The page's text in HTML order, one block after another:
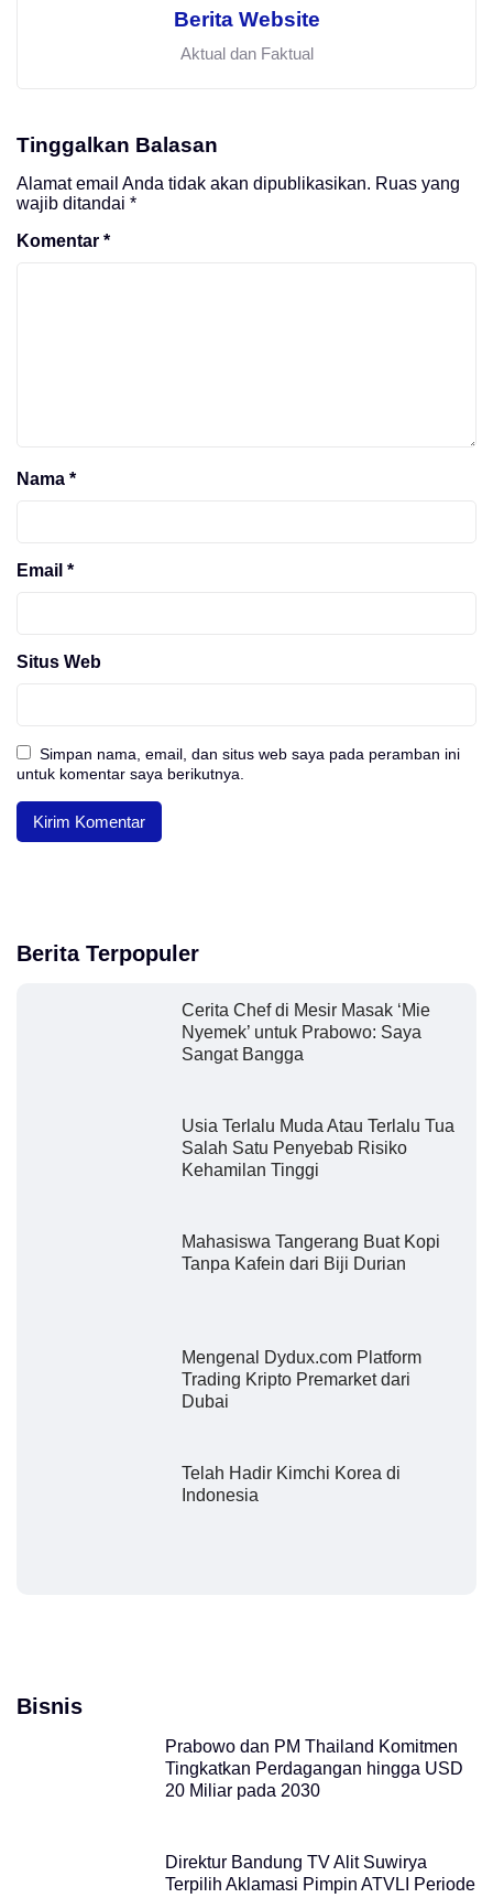
Berita Website
Aktual dan Faktual
Tinggalkan Balasan
Alamat email Anda tidak akan dipublikasikan. Ruas yang
wajib ditandai *
Komentar *
Nama *
Email *
Situs Web
Simpan nama, email, dan situs web saya pada peramban ini
untuk komentar saya berikutnya.
Berita Terpopuler
Cerita Chef di Mesir Masak ‘Mie
Nyemek’ untuk Prabowo: Saya
Sangat Bangga
Usia Terlalu Muda Atau Terlalu Tua
Salah Satu Penyebab Risiko
Kehamilan Tinggi
Mahasiswa Tangerang Buat Kopi
Tanpa Kafein dari Biji Durian
Mengenal Dydux.com Platform
Trading Kripto Premarket dari
Dubai
Telah Hadir Kimchi Korea di
Indonesia
Bisnis
Prabowo dan PM Thailand Komitmen
Tingkatkan Perdagangan hingga USD
20 Miliar pada 2030
Direktur Bandung TV Alit Suwirya
Terpilih Aklamasi Pimpin ATVLI Periode